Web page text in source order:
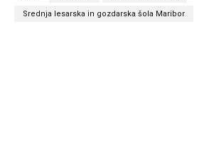
Srednja lesarska in gozdarska šola Maribor